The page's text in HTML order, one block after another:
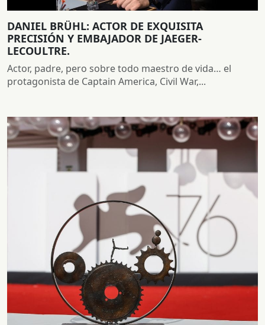
DANIEL BRÜHL: ACTOR DE EXQUISITA
PRECISIÓN Y EMBAJADOR DE JAEGER-
LECOULTRE.
Actor, padre, pero sobre todo maestro de vida… el
protagonista de Captain America, Civil War,...